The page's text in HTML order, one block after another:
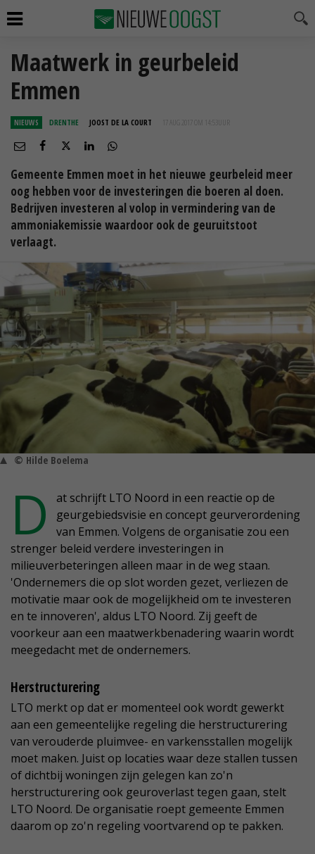
Maatwerk in geurbeleid
Emmen
NIEUWS DRENTHE JOOST DE LA COURT 17 AUG 2017 OM 14:53
Gemeente Emmen moet in het nieuwe geurbeleid meer
oog hebben voor de investeringen die boeren al doen.
Bedrijven investeren al volop in vermindering van de
ammoniakemissie waardoor ook de geuruitstoot
verlaagt.
© Hilde Boelema
D
at schrijft LTO Noord in een reactie op de
geurgebiedsvisie en concept geurverordening
van Emmen. Volgens de organisatie zou een
strenger beleid verdere investeringen in
milieuverbeteringen alleen maar in de weg staan.
'Ondernemers die op slot worden gezet, verliezen de
motivatie maar ook de mogelijkheid om te investeren
en te innoveren', aldus LTO Noord. Zij geeft de
voorkeur aan een maatwerkbenadering waarin wordt
meegedacht met de ondernemers.
Herstructurering
LTO merkt op dat er momenteel ook wordt gewerkt
aan een gemeentelijke regeling die herstructurering
van verouderde pluimvee- en varkensstallen mogelijk
moet maken. Juist op locaties waar deze stallen tussen
of dichtbij woningen zijn gelegen kan zo'n
herstructurering ook geuroverlast tegen gaan, stelt
LTO Noord. De organisatie roept gemeente Emmen
daarom op zo'n regeling voortvarend op te pakken.